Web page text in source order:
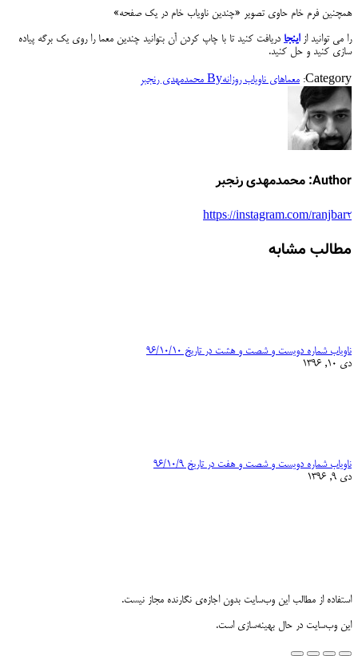
همچنین فرم خام حاوی تصویر «چندین ناویاب خام در یک صفحه»
را می توانید ازاینجا دریافت کنید تا با چاپ کردن آن بتوانید چندین معما را روی یک برگه پیاده
سازی کنید و حل کنید.
Category: معماهای ناویاب روزانهBy محمدمهدی رنجبر
Author: محمدمهدی رنجبر
https://instagram.com/ranjbar2
مطالب مشابه
ناویاب شماره دویست و شصت و هشت در تاریخ ۹۶/۱۰/۱۰
دی 10, 1396
ناویاب شماره دویست و شصت و هفت در تاریخ ۹۶/۱۰/۹
دی 9, 1396
استفاده از مطالب این وب‌سایت بدون اجازه‌ی نگارنده مجاز نیست.
این وب‌سایت در حال بهینه‌سازی است.
Go